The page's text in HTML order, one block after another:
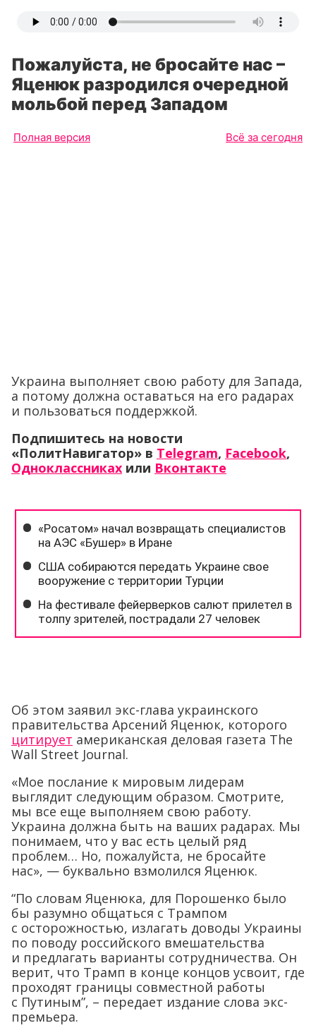
Пожалуйста, не бросайте нас –
Яценюк разродился очередной
мольбой перед Западом
Полная версия Всё за сегодня
Украина выполняет свою работу для Запада,
а потому должна оставаться на его радарах
и пользоваться поддержкой.
Подпишитесь на новости
«ПолитНавигатор» в Telegram, Facebook,
Одноклассниках или Вконтакте
Об этом заявил экс-глава украинского
правительства Арсений Яценюк, которого
цитирует американская деловая газета The
Wall Street Journal.
«Мое послание к мировым лидерам
выглядит следующим образом. Смотрите,
мы все еще выполняем свою работу.
Украина должна быть на ваших радарах. Мы
понимаем, что у вас есть целый ряд
проблем… Но, пожалуйста, не бросайте
нас», — буквально взмолился Яценюк.
“По словам Яценюка, для Порошенко было
бы разумно общаться с Трампом
с осторожностью, излагать доводы Украины
по поводу российского вмешательства
и предлагать варианты сотрудничества. Он
верит, что Трамп в конце концов усвоит, где
проходят границы совместной работы
с Путиным”, – передает издание слова экс-
премьера.